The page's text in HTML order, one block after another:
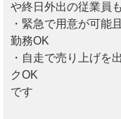
や終日外出の従業員
・緊急で用意が可能
勤務OK
・自走で売り上げを
クOK
です